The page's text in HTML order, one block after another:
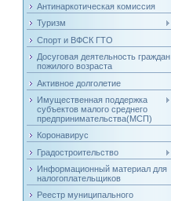
Антинаркотическая комиссия
Туризм
Спорт и ВФСК ГТО
Досуговая деятельность граждан
пожилого возраста
Активное долголетие
Имущественная поддержка
субъектов малого среднего
предпринимательства(МСП)
Коронавирус
Градостроительство
Информационный материал для
налогоплательщиков
Реестр муниципального